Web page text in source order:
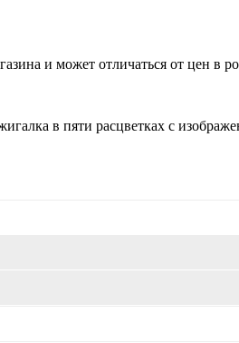
и может отличаться от цен в
в пяти расцветках с